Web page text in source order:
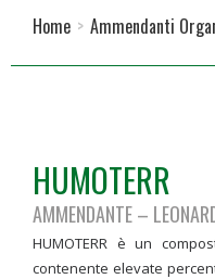
Home > Ammendanti
HUMOTERR
AMMENDANTE –
HUMOTERR è un
contenente elevate